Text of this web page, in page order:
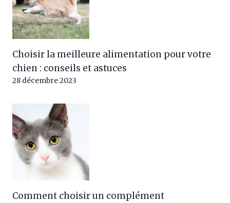
Choisir la meilleure alimentation pour votre
chien : conseils et astuces
28 décembre 2023
Comment choisir un complément